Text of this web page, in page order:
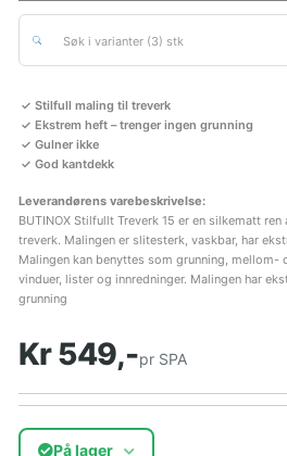
Søk i varianter (3) stk
Stilfull maling til treverk
Ekstrem heft – trenger ingen grunning
Gulner ikke
God kantdekk
Leverandørens varebeskrivelse:
BUTINOX Stilfullt Treverk 15 er en silkematt
treverk. Malingen er slitesterk, vaskbar, har
Malingen kan benyttes som grunning, mellom-
vinduer, lister og innredninger. Malingen har
grunning
Kr 549,-pr SPA
På lager